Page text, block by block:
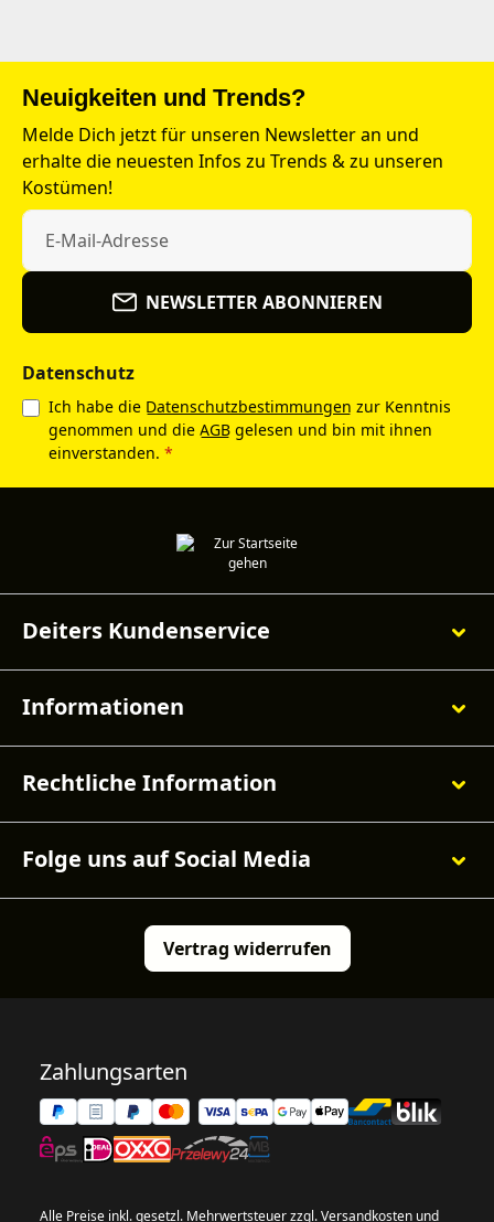
Neuigkeiten und Trends?
Melde Dich jetzt für unseren Newsletter an und
erhalte die neuesten Infos zu Trends & zu unseren
Kostümen!
NEWSLETTER ABONNIEREN
Datenschutz
Ich habe die Datenschutzbestimmungen zur Kenntnis
genommen und die AGB gelesen und bin mit ihnen
einverstanden. *
Deiters Kundenservice
Informationen
Rechtliche Information
Folge uns auf Social Media
Vertrag widerrufen
Zahlungsarten
Alle Preise inkl. gesetzl. Mehrwertsteuer zzgl.Versandkosten und